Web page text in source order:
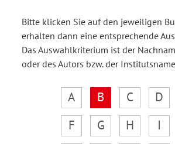
Bitte klicken Sie auf den jeweiligen
erhalten dann eine entsprechende
Das Auswahlkriterium ist der
oder des Autors bzw. der
A B C D
F
G H I